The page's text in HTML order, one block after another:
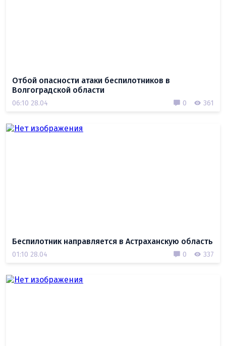
Отбой опасности атаки беспилотников в
Волгоградской области
06:10 28.04 0 361
Беспилотник направляется в Астраханскую область
01:10 28.04 0 337